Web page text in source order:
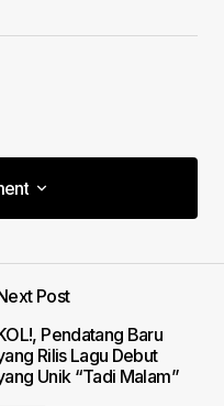
*
Post
Pendatang Baru
Rilis Lagu Debut
Unik “Tadi Malam”